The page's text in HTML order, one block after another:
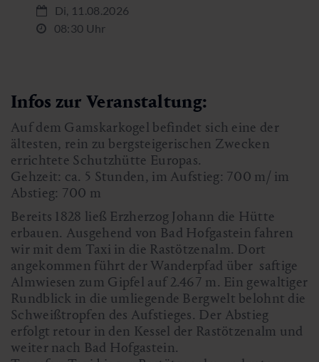
Di, 11.08.2026
08:30 Uhr
Infos zur Veranstaltung:
Auf dem Gamskarkogel befindet sich eine der
ältesten, rein zu bergsteigerischen Zwecken
errichtete Schutzhütte Europas.
Gehzeit: ca. 5 Stunden, im Aufstieg: 700 m/ im
Abstieg: 700 m
Bereits 1828 ließ Erzherzog Johann die Hütte
erbauen. Ausgehend von Bad Hofgastein fahren
wir mit dem Taxi in die Rastötzenalm. Dort
angekommen führt der Wanderpfad über saftige
Almwiesen zum Gipfel auf 2.467 m. Ein gewaltiger
Rundblick in die umliegende Bergwelt belohnt die
Schweißtropfen des Aufstieges. Der Abstieg
erfolgt retour in den Kessel der Rastötzenalm und
weiter nach Bad Hofgastein.